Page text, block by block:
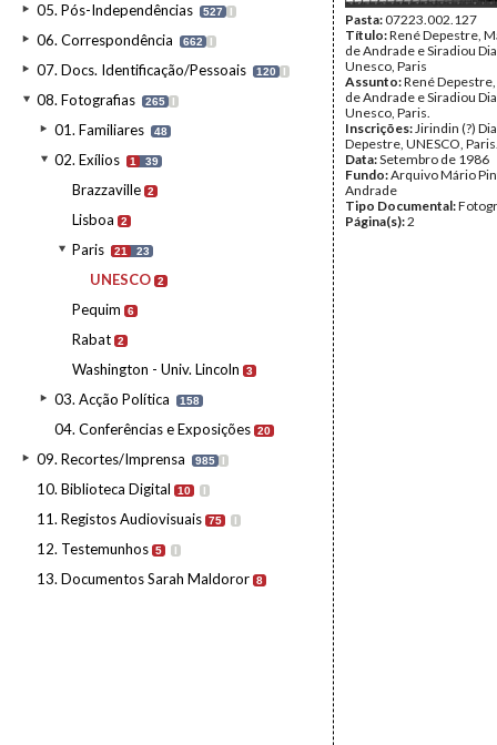
05. Pós-Independências 527 I
06. Correspondência 662 I
07. Docs. Identificação/Pessoais 120 I
08. Fotografias 265 I
01. Familiares 48
02. Exílios 1 39
Brazzaville 2
Lisboa 2
Paris 21 23
UNESCO 2
Pequim 6
Rabat 2
Washington - Univ. Lincoln 3
03. Acção Política 158
04. Conferências e Exposições 20
09. Recortes/Imprensa 985 I
10. Biblioteca Digital 10 I
11. Registos Audiovisuais 75 I
12. Testemunhos 5 I
13. Documentos Sarah Maldoror 8
Pasta:07223.002.127
Título:René Depestre,
de Andrade e Siradiou
Unesco, Paris
Assunto:René
de Andrade e Siradiou
Unesco, Paris.
Inscrições:Jirindin (?)
Depestre, UNESCO,
Data:Setembro de 1986
Fundo:Arquivo Mário
Andrade
Tipo Documental:
Página(s):2